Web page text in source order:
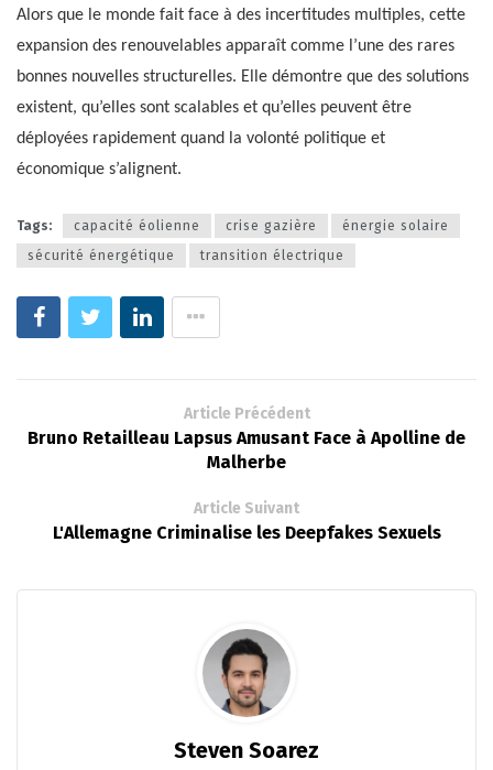
Alors que le monde fait face à des incertitudes multiples, cette
expansion des renouvelables apparaît comme l’une des rares
bonnes nouvelles structurelles. Elle démontre que des solutions
existent, qu’elles sont scalables et qu’elles peuvent être
déployées rapidement quand la volonté politique et
économique s’alignent.
Tags: capacité éolienne crise gazière
énergie solaire
sécurité énergétique
transition électrique
Article Précédent
Bruno Retailleau Lapsus Amusant Face à Apolline de
Malherbe
Article Suivant
L'Allemagne Criminalise les Deepfakes Sexuels
Steven Soarez